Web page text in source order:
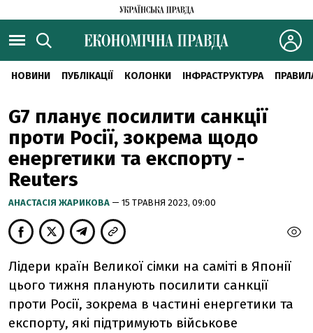
НОВИНИ ПУБЛІКАЦІЇ КОЛОНКИ ІНФРАСТРУКТУРА
G7 планує посилити санкції
проти Росії, зокрема щодо
енергетики та експорту -
Reuters
АНАСТАСІЯ ЖАРИКОВА — 15 ТРАВНЯ 2023, 09:00
Лідери країн Великої сімки на саміті в Японії
цього тижня планують посилити санкції
проти Росії, зокрема в частині енергетики та
експорту, які підтримують військове